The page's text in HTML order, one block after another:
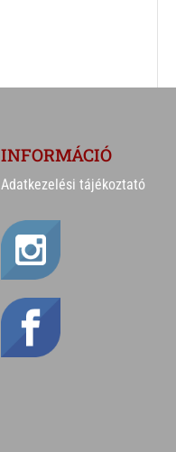
INFORMÁCIÓ
Adatkezelési tájékoztató